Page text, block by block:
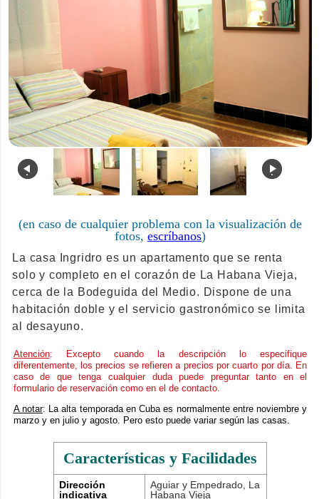
. .
(en caso de cualquier problema con la visualización de
fotos, escríbanos)
La casa Ingridro es un apartamento que se renta
solo y completo en el corazón de La Habana Vieja,
cerca de la Bodeguida del Medio. Dispone de una
habitación doble y el servicio gastronómico se limita
al desayuno.
Atención: Excepto cuando la descripción lo especifique
diferentemente, los precios se refieren a precios por cuarto por día. En
caso de que tenga cualquier duda puede preguntar tanto en el
formulario de reservación como en el de contacto.
A notar: La alta temporada en Cuba es normalmente entre noviembre y
marzo y en julio y agosto. Pero esto puede variar según las casas.
Características y Facilidades
Dirección
indicativa
Aguiar y Empedrado, La
Habana Vieja